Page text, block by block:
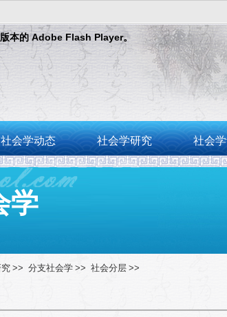
本的 Adobe Flash Player。
社会学动态 社会学研究 社会
学
>> 分支社会学 >> 社会分层 >>